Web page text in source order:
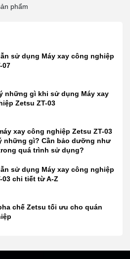
phẩm
sử dụng Máy xay công nghiệp
07
những gì khi sử dụng Máy xay
Zetsu ZT-03
xay công nghiệp Zetsu ZT-03
những gì? Cần bảo dưỡng như
quá trình sử dụng?
sử dụng Máy xay công nghiệp
03 chi tiết từ A-Z
chế Zetsu tối ưu cho quán